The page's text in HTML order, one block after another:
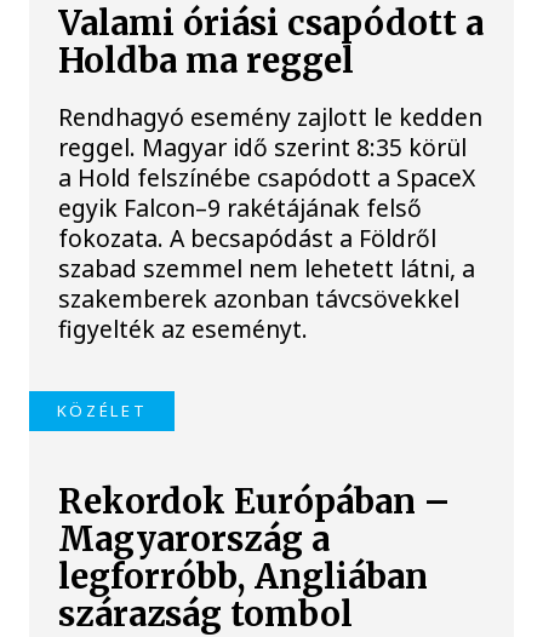
Valami óriási csapódott a
Holdba ma reggel
Rendhagyó esemény zajlott le kedden
reggel. Magyar idő szerint 8:35 körül
a Hold felszínébe csapódott a SpaceX
egyik Falcon–9 rakétájának felső
fokozata. A becsapódást a Földről
szabad szemmel nem lehetett látni, a
szakemberek azonban távcsövekkel
figyelték az eseményt.
KÖZÉLET
Rekordok Európában –
Magyarország a
legforróbb, Angliában
szárazság tombol